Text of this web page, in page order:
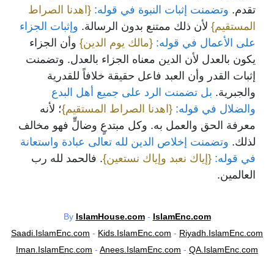
تقدم. وتضمنت إثبات النبوة في قوله: {اهدنا الصراط
المستقيم} لأن ذلك ممتنع بدون الرسالة. وإثبات الجزاء
على الأعمال في قوله: {مالك يوم الدين} وأن الجزاء
يكون بالعدل لأن الدين معناه الجزاء بالعدل. وتضمنت
إثبات القدر وأن العبد فاعل حقيقة خلافاً للقدرية
والجبرية. بل تضمنت الرد على جميع أهل البدع
والضلال في قوله: {اهدنا الصراط المستقيم}؛ لأنه
معرفة الحق والعمل به. وكل مبتدعٍ وضالٍّ فهو مخالف
لذلك. وتضمنت إخلاص الدين لله تعالى عبادة واستعانة
في قوله: {إياك نعبد وإياك نستعين}. فالحمد لله رب
العالمين.
By IslamHouse.com- IslamEnc.com
Saadi.IslamEnc.com - Kids.IslamEnc.com - Riyadh.IslamEnc.com
Iman.IslamEnc.com - Anees.IslamEnc.com - QA.IslamEnc.com